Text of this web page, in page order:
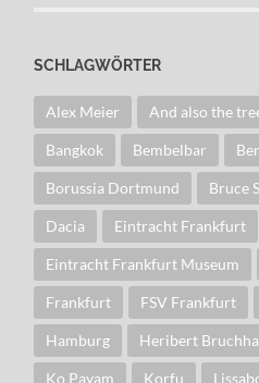
SCHLAGWÖRTER
Alex Meier And also the
Bangkok Bembelbar
Borussia Dortmund Bruce
Dacia Eintracht Frankfurt
Eintracht Frankfurt Museum
Frankfurt FSV Frankfurt
Hamburg Heribert
Ko Payam Korfu